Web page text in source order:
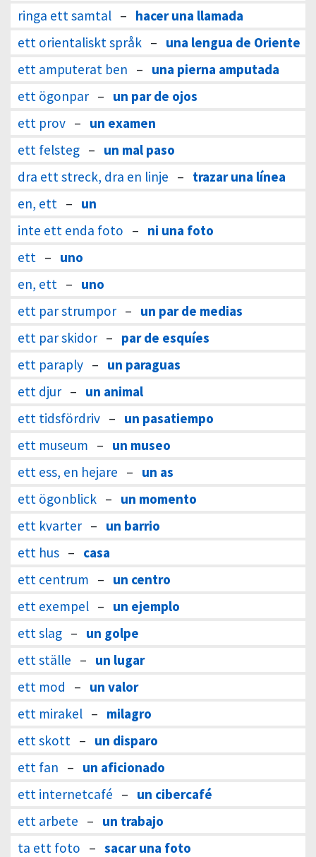
ringa ett samtal – hacer una llamada
ett orientaliskt språk – una lengua de Oriente
ett amputerat ben – una pierna amputada
ett ögonpar – un par de ojos
ett prov – un examen
ett felsteg – un mal paso
dra ett streck, dra en linje – trazar una línea
en, ett – un
inte ett enda foto – ni una foto
ett – uno
en, ett – uno
ett par strumpor – un par de medias
ett par skidor – par de esquíes
ett paraply – un paraguas
ett djur – un animal
ett tidsfördriv – un pasatiempo
ett museum – un museo
ett ess, en hejare – un as
ett ögonblick – un momento
ett kvarter – un barrio
ett hus – casa
ett centrum – un centro
ett exempel – un ejemplo
ett slag – un golpe
ett ställe – un lugar
ett mod
– un valor
ett mirakel – milagro
ett skott – un disparo
ett fan – un aficionado
ett internetcafé – un cibercafé
ett arbete – un trabajo
ta ett foto – sacar una foto